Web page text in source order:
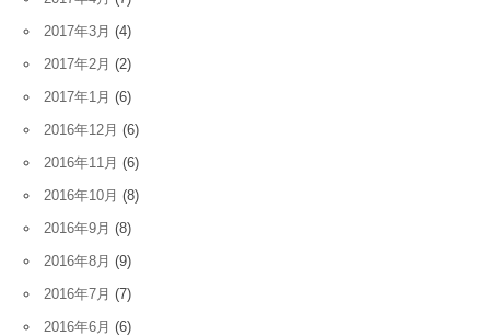
2017年3月 (4)
2017年2月 (2)
2017年1月 (6)
2016年12月 (6)
2016年11月 (6)
2016年10月 (8)
2016年9月 (8)
2016年8月 (9)
2016年7月 (7)
2016年6月 (6)